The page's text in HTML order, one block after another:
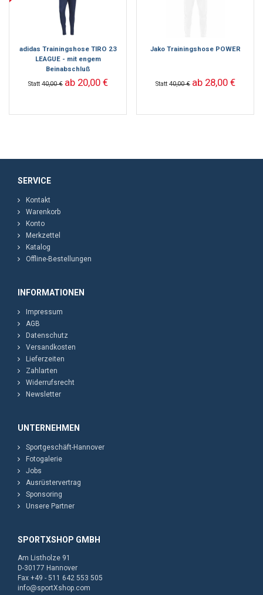
adidas Trainingshose TIRO 23
LEAGUE - mit engem
Beinabschluß
Statt 40,00 € ab 20,00 €
Jako Trainingshose POWER
Statt 40,00 € ab 28,00 €
SERVICE
Kontakt
Warenkorb
Konto
Merkzettel
Katalog
Offline-Bestellungen
INFORMATIONEN
Impressum
AGB
Datenschutz
Versandkosten
Lieferzeiten
Zahlarten
Widerrufsrecht
Newsletter
UNTERNEHMEN
Sportgeschäft-Hannover
Fotogalerie
Jobs
Ausrüstervertrag
Sponsoring
Unsere Partner
SPORTXSHOP GMBH
Am Listholze 91
D-30177 Hannover
Fax +49 - 511 642 553 505
info@sportXshop.com